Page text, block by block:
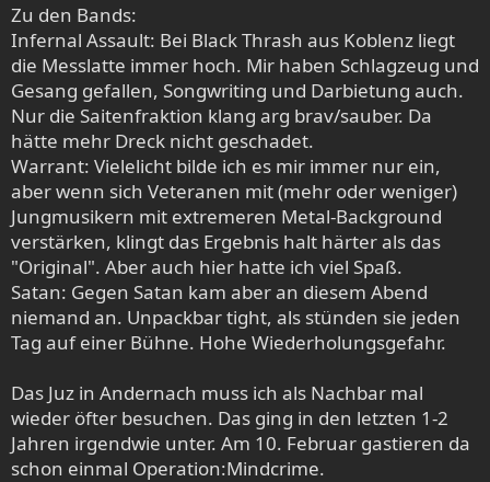
Zu den Bands:
Infernal Assault: Bei Black Thrash aus Koblenz liegt
die Messlatte immer hoch. Mir haben Schlagzeug und
Gesang gefallen, Songwriting und Darbietung auch.
Nur die Saitenfraktion klang arg brav/sauber. Da
hätte mehr Dreck nicht geschadet.
Warrant: Vielelicht bilde ich es mir immer nur ein,
aber wenn sich Veteranen mit (mehr oder weniger)
Jungmusikern mit extremeren Metal-Background
verstärken, klingt das Ergebnis halt härter als das
"Original". Aber auch hier hatte ich viel Spaß.
Satan: Gegen Satan kam aber an diesem Abend
niemand an. Unpackbar tight, als stünden sie jeden
Tag auf einer Bühne. Hohe Wiederholungsgefahr.
Das Juz in Andernach muss ich als Nachbar mal
wieder öfter besuchen. Das ging in den letzten 1-2
Jahren irgendwie unter. Am 10. Februar gastieren da
schon einmal Operation:Mindcrime.